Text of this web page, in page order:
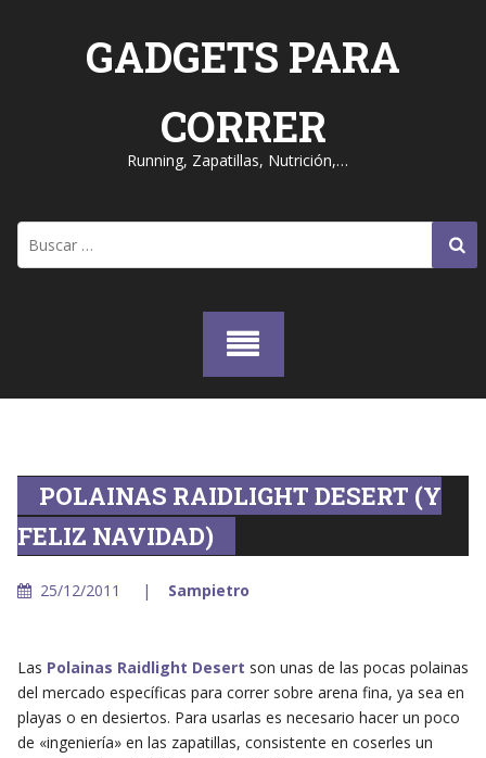
GADGETS PARA
CORRER
Running, Zapatillas, Nutrición,…
POLAINAS RAIDLIGHT DESERT (Y
FELIZ NAVIDAD)
25/12/2011 Sampietro
Las Polainas Raidlight Desert son unas de las pocas polainas
del mercado específicas para correr sobre arena fina, ya sea en
playas o en desiertos. Para usarlas es necesario hacer un poco
de «ingeniería» en las zapatillas, consistente en coserles un